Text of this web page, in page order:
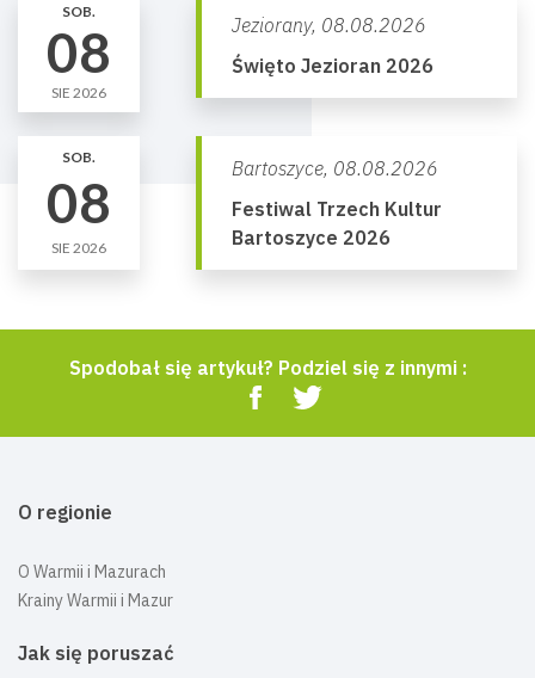
SOB.
08
SIE 2026
Jeziorany, 08.08.2026
Święto Jezioran 2026
SOB.
08
SIE 2026
Bartoszyce, 08.08.2026
Festiwal Trzech Kultur
Bartoszyce 2026
Spodobał się artykuł? Podziel się z innymi :
O regionie
O Warmii i Mazurach
Krainy Warmii i Mazur
Jak się poruszać